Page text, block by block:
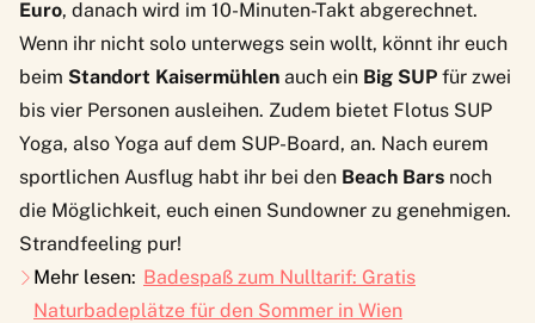
Euro, danach wird im 10-Minuten-Takt abgerechnet.
Wenn ihr nicht solo unterwegs sein wollt, könnt ihr euch
beim Standort Kaisermühlen auch ein Big SUP für zwei
bis vier Personen ausleihen. Zudem bietet Flotus SUP
Yoga, also Yoga auf dem SUP-Board, an. Nach eurem
sportlichen Ausflug habt ihr bei den Beach Bars noch
die Möglichkeit, euch einen Sundowner zu genehmigen.
Strandfeeling pur!
Mehr lesen: Badespaß zum Nulltarif: Gratis
Naturbadeplätze für den Sommer in Wien